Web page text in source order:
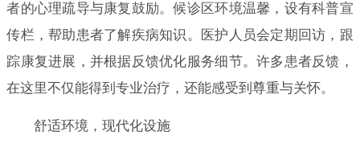
者的心理疏导与康复鼓励。候诊区环境温馨，设有科普宣
传栏，帮助患者了解疾病知识。医护人员会定期回访，跟
踪康复进展，并根据反馈优化服务细节。许多患者反馈，
在这里不仅能得到专业治疗，还能感受到尊重与关怀。
舒适环境，现代化设施